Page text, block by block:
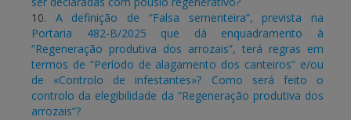
10. A definição de “Falsa sementeira”, prevista na
Portaria 482-B/2025 que dá enquadramento à
“Regeneração produtiva dos arrozais”, terá regras em
termos de “Período de alagamento dos canteiros” e/ou
de «Controlo de infestantes»? Como será feito o
controlo da elegibilidade da “Regeneração produtiva dos
arrozais”?